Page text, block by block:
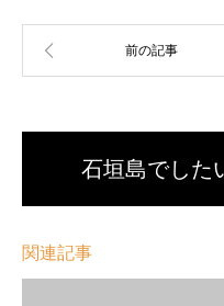
石垣島でした
関連記事